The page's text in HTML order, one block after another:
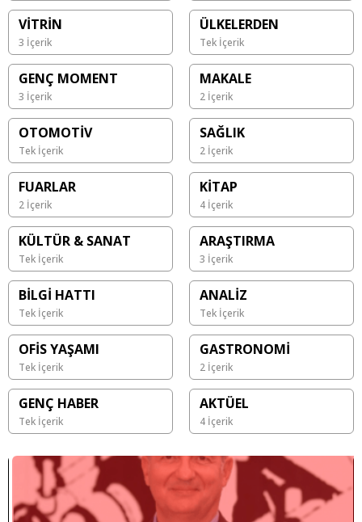
VİTRİN
3 İçerik
ÜLKELERDEN
Tek İçerik
GENÇ MOMENT
3 İçerik
MAKALE
2 İçerik
OTOMOTİV
Tek İçerik
SAĞLIK
2 İçerik
FUARLAR
2 İçerik
KİTAP
4 İçerik
KÜLTÜR & SANAT
Tek İçerik
ARAŞTIRMA
3 İçerik
BİLGİ HATTI
Tek İçerik
ANALİZ
Tek İçerik
OFİS YAŞAMI
Tek İçerik
GASTRONOMİ
2 İçerik
GENÇ HABER
Tek İçerik
AKTÜEL
4 İçerik